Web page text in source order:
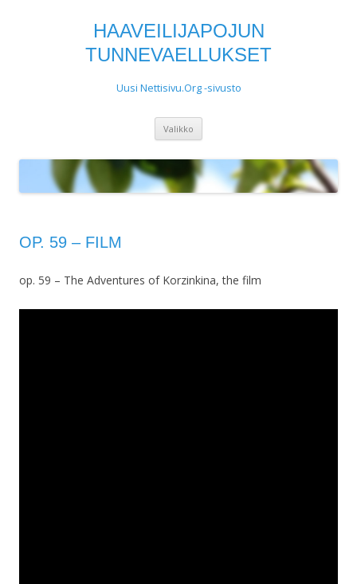
HAAVEILIJAPOJUN
TUNNEVAELLUKSET
Uusi Nettisivu.Org -sivusto
Valikko
OP. 59 – FILM
op. 59 – The Adventures of Korzinkina, the film